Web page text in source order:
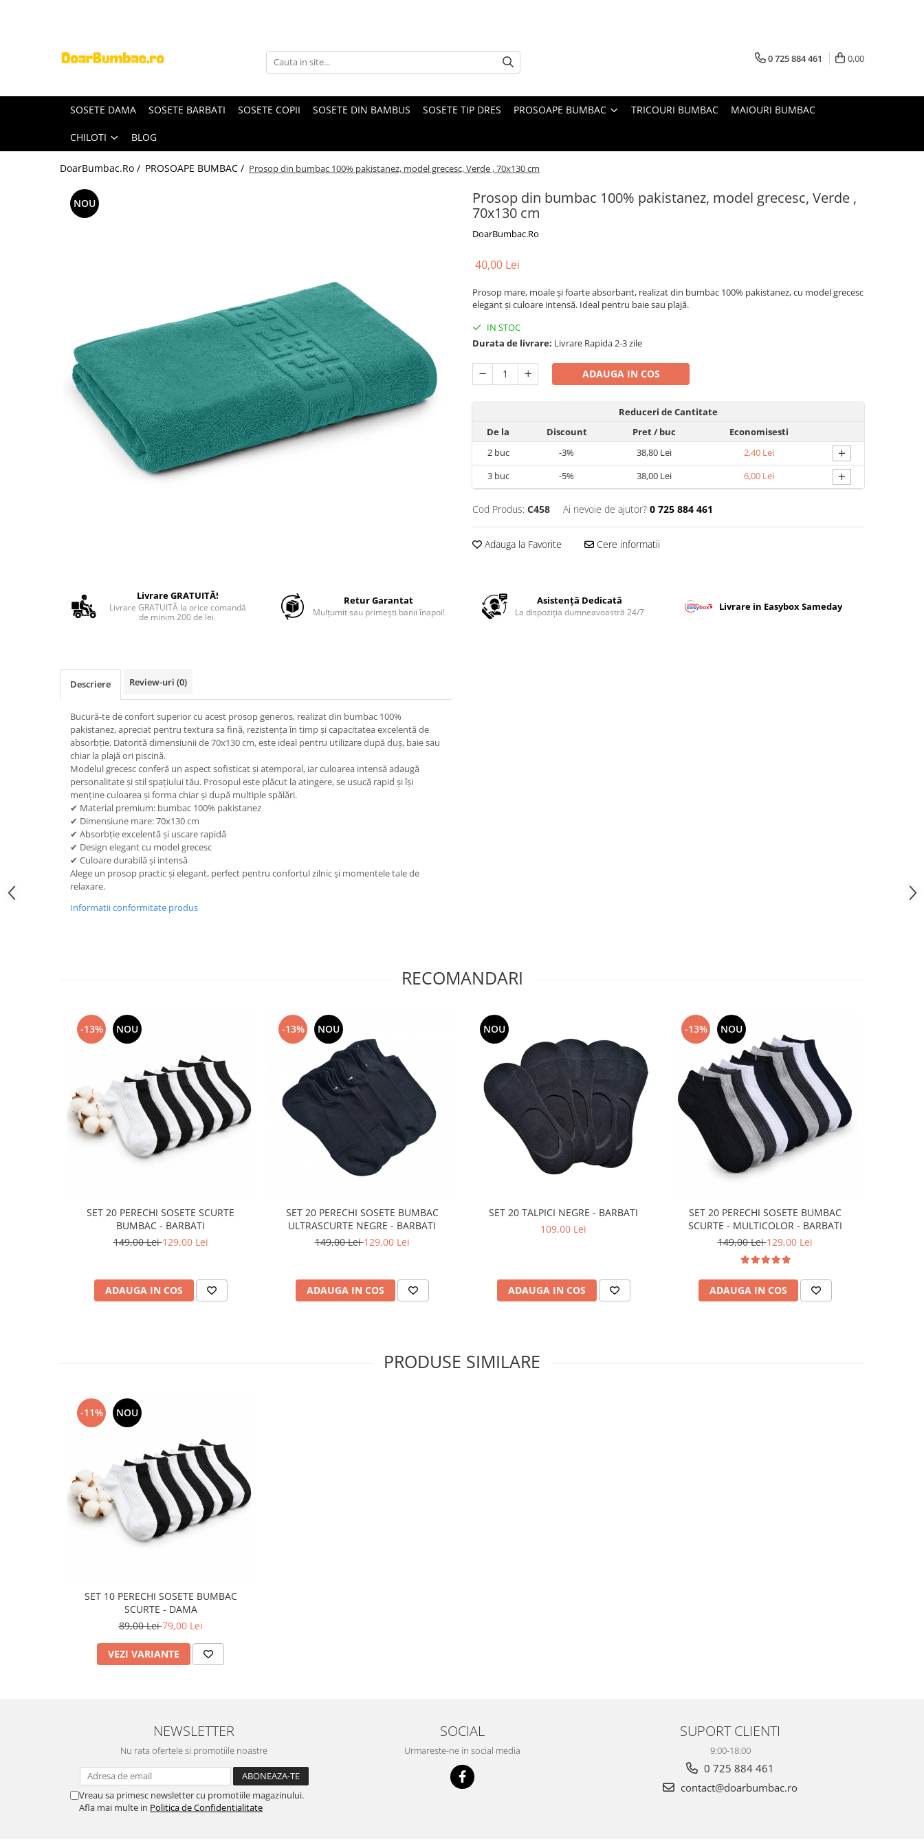
SET 5 Prosoape 100% Bumbac
0 725 884 461 0,00
SOSETE DAMA SOSETE BARBATI SOSETE COPII SOSETE DIN BAMBUS SOSETE TIP DRES PROSOAPE BUMBAC TRICOURI BUMBAC MAIOURI BUMBAC
CHILOTI BLOG
DoarBumbac.Ro / PROSOAPE BUMBAC / Prosop din bumbac 100% pakistanez, model grecesc, Verde , 70x130 cm
Prosop din bumbac 100% pakistanez, model grecesc, Verde ,
70x130 cm
DoarBumbac.Ro
NOU
40,00 Lei
Prosop mare, moale și foarte absorbant, realizat din bumbac 100% pakistanez, cu model grecesc
elegant și culoare intensă. Ideal pentru baie sau plajă.
IN STOC
Durata de livrare: Livrare Rapida 2-3 zile
ADAUGA IN COS
Reduceri de Cantitate
De la
Discount Pret/ buc
Economisesti
2buc -3% 38,80 Lei 2,40 Lei +
3buc -5% 38,00 Lei 6,00 Lei +
Cod Produs: C458 Ai nevoie de ajutor? 0 725 884 461
Adauga la Favorite Cere informatii
Livrare GRATUITĂ!
Livrare GRATUITĂ la orice comandă
de minim 200 de lei.
Retur Garantat
Mulțumit sau primești banii înapoi!
Asistență Dedicată
La dispoziția dumneavoastră 24/7 Livrare in Easybox Sameday
Descriere Review-uri (0)
Bucură-te de confort superior cu acest prosop generos, realizat din bumbac 100%
pakistanez, apreciat pentru textura sa fină, rezistența în timp și capacitatea excelentă de
absorbție. Datorită dimensiunii de 70x130 cm, este ideal pentru utilizare după duș, baie sau
chiar la plajă ori piscină.
Modelul grecesc conferă un aspect sofisticat și atemporal, iar culoarea intensă adaugă
personalitate și stil spațiului tău. Prosopul este plăcut la atingere, se usucă rapid și își
menține culoarea și forma chiar și după multiple spălări.
✔ Material premium: bumbac 100% pakistanez
✔ Dimensiune mare: 70x130 cm
✔ Absorbție excelentă și uscare rapidă
✔ Design elegant cu model grecesc
✔ Culoare durabilă și intensă
Alege un prosop practic și elegant, perfect pentru confortul zilnic și momentele tale de
relaxare.
Informatii conformitate produs
RECOMANDARI
-13% NOU
SET 20 PERECHI SOSETE SCURTE
BUMBAC - BARBATI
149,00 Lei129,00 Lei
ADAUGA IN COS
-13% NOU
SET 20 PERECHI SOSETE BUMBAC
ULTRASCURTE NEGRE - BARBATI
149,00 Lei129,00 Lei
ADAUGA IN COS
NOU
SET 20 TALPICI NEGRE - BARBATI
109,00 Lei
ADAUGA IN COS
-13% NOU
SET 20 PERECHI SOSETE BUMBAC
SCURTE - MULTICOLOR - BARBATI
149,00 Lei129,00 Lei
ADAUGA IN COS
PRODUSE SIMILARE
-11% NOU
SET 10 PERECHI SOSETE BUMBAC
SCURTE - DAMA
89,00 Lei79,00 Lei
VEZI VARIANTE
NEWSLETTER
Nu rata ofertele si promotiile noastre
Vreau sa primesc newsletter cu promotiile magazinului.
Afla mai multe in Politica de Confidentialitate
SOCIAL
Urmareste-ne in social media
SUPORT CLIENTI
9:00-18:00
0 725 884 461
contact@doarbumbac.ro